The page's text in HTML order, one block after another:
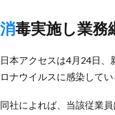
消毒実施し業
日本アクセスは4月24日、
ロナウイルスに感染して
同社によれば、当該従業